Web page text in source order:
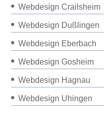
Webdesign Crailsheim
Webdesign Dußlingen
Webdesign Eberbach
Webdesign Gosheim
Webdesign Hagnau
Webdesign Uhingen